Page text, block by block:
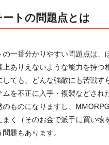
トの問題点とは
の一番分かりやすい問題点は、
上ありえないような能力を持つ
しても、どんな強敵にも苦戦す
ムを不正に入手・複製などされ
のものになりますし、
まく（そのお金で派手に買い物
問題もあります。